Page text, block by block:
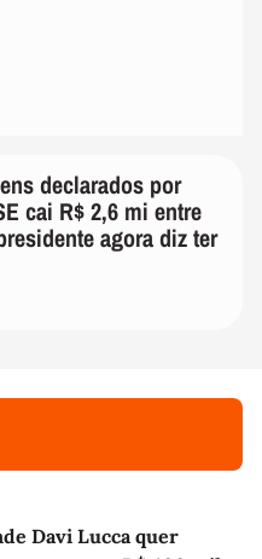
declarados por
cai R$ 2,6 mi entre
agora diz ter
Davi Lucca quer